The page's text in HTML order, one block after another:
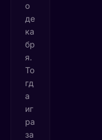
о
де
ка
бр
я.
То
гд
а
иг
ра
за